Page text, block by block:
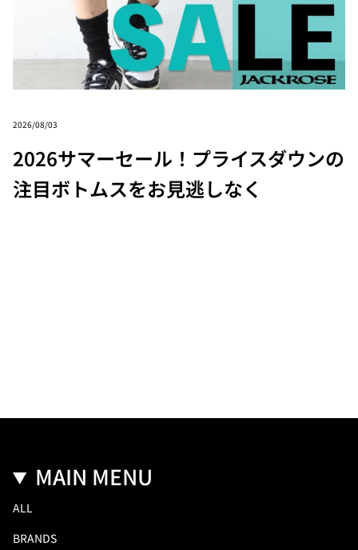
2026/08/03
2026サマーセール！プライスダウンの
注目ボトムスをお見逃しなく
MAIN MENU
ALL
BRANDS